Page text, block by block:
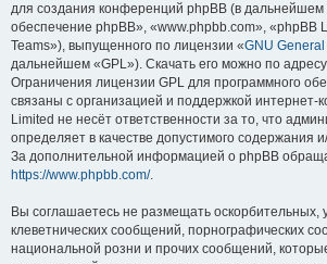
для создания конференций phpBB (в
обеспечение phpBB», «www.phpbb.com», «phpBB
Teams»), выпущенного по лицензии «GNU
дальнейшем «GPL»). Скачать его можно по адресу
Ограничения лицензии GPL для программного
связаны с организацией и поддержкой интернет-
Limited не несёт ответственности за то, что
определяет в качестве допустимого содержания
За дополнительной информацией о phpBB
https://www.phpbb.com/.
Вы соглашаетесь не размещать оскорбительных,
клеветнических сообщений, порнографических
национальной розни и прочих сообщений,